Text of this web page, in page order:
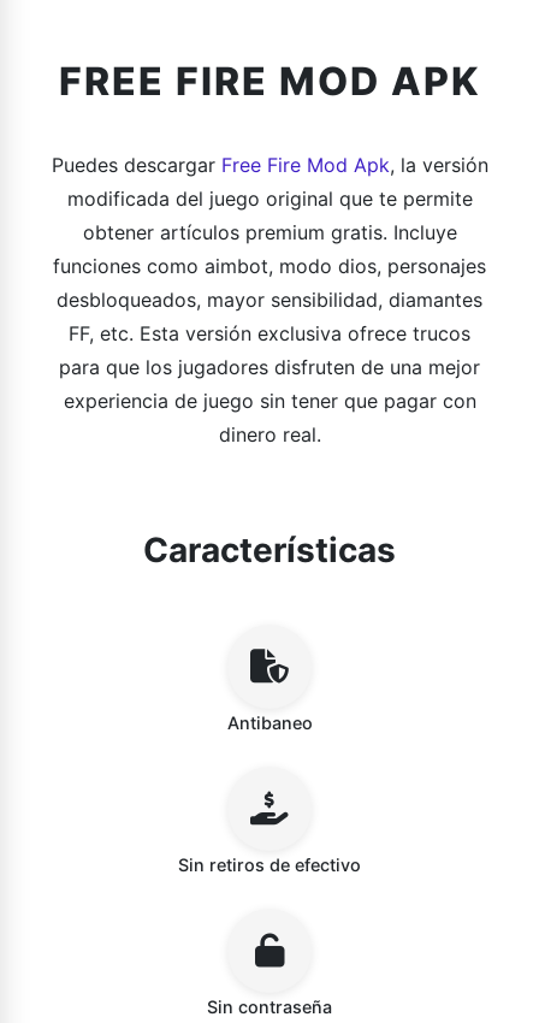
FREE FIRE MOD APK
Puedes descargar Free Fire Mod Apk, la versión
modificada del juego original que te permite
obtener artículos premium gratis. Incluye
funciones como aimbot, modo dios, personajes
desbloqueados, mayor sensibilidad, diamantes
FF, etc. Esta versión exclusiva ofrece trucos
para que los jugadores disfruten de una mejor
experiencia de juego sin tener que pagar con
dinero real.
Características
Antibaneo
Sin retiros de efectivo
Sin contraseña